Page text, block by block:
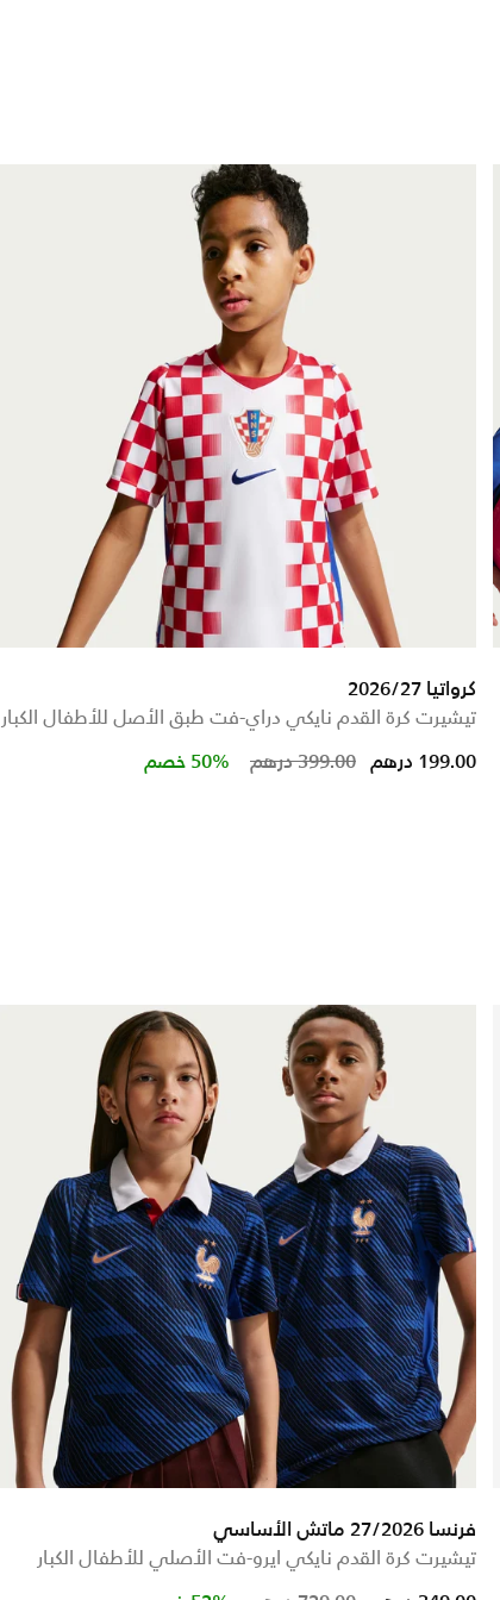
كرواتيا 2026/27
تيشيرت كرة القدم نايكي دراي-فت طبق الأصل للأطفال الكبار
Price reduced from
399.00 درهم to 199.00 درهم 50% خصم
فرنسا 27/2026 ماتش الأساسي
تيشيرت كرة القدم نايكي ايرو-فت الأصلي للأطفال الكبار